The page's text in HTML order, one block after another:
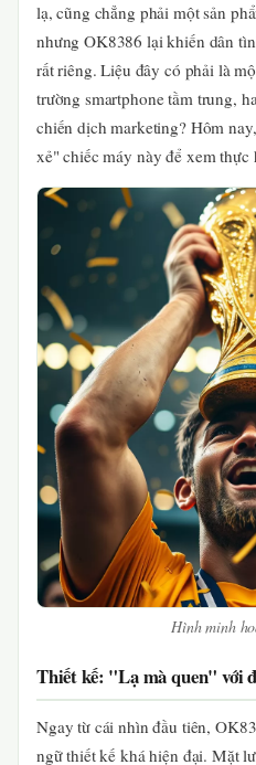
lạ, cũng chẳng phải một sản
nhưng OK8386 lại khiến dân
rất riêng. Liệu đây có phải là
trường smartphone tầm trung,
chiến dịch marketing? Hôm
xẻ" chiếc máy này để xem thực
Hình minh
Thiết kế: "Lạ mà quen" với
Ngay từ cái nhìn đầu tiên,
ngữ thiết kế khá hiện đại. Mặt